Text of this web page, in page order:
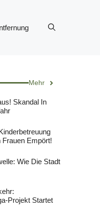
Mehr
Skandal In
Frauen Empört!
Wie Die Stadt
Projekt Startet